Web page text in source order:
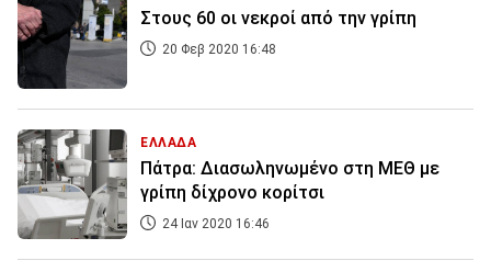
Στους 60 οι νεκροί από την γρίπη
20 Φεβ 2020 16:48
ΕΛΛΑΔΑ
Πάτρα: Διασωληνωμένο στη ΜΕΘ με
γρίπη δίχρονο κορίτσι
24 Ιαν 2020 16:46